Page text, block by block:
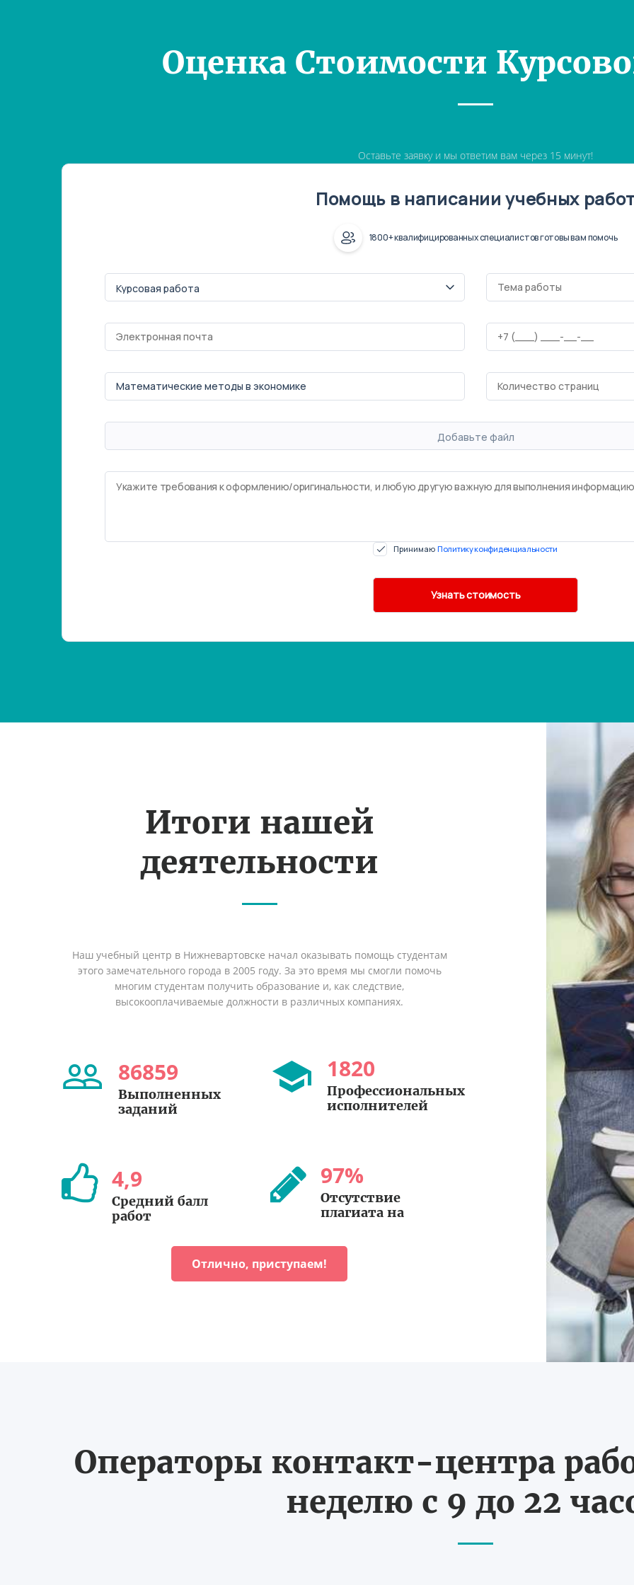
Оценка Стоимости
Оставьте заявку и мы ответим вам через 15 минут!
Помощь в написании учебных
1800+ квалифицированных специалистов готовы вам помочь
Добавьте файл
Принимаю Политику конфиденциальности
Итоги нашей
деятельности
Наш учебный центр в Нижневартовске начал оказывать помощь студентам
этого замечательного города в 2005 году. За это время мы смогли помочь
многим студентам получить образование и, как следствие,
высокооплачиваемые должности в различных компаниях.
86859
Выполненных
заданий
1820
Профессиональных
исполнителей
4,9
Средний балл
работ
97%
Отсутствие
плагиата на
Отлично, приступаем!
Операторы контакт-центра
неделю с 9 до 22